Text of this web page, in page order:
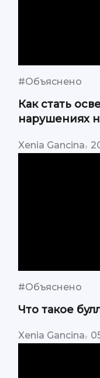
#Объяснено
Как стать
нарушениях
Xenia Gancina,
#Объяснено
Что такое
Xenia Gancina,